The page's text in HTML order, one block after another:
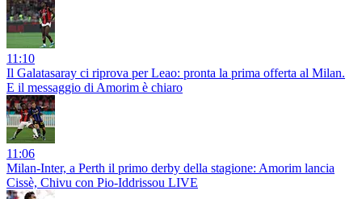
11:10
Il Galatasaray ci riprova per Leao: pronta la prima offerta al Milan.
E il messaggio di Amorim è chiaro
11:06
Milan-Inter, a Perth il primo derby della stagione: Amorim lancia
Cissè, Chivu con Pio-Iddrissou LIVE